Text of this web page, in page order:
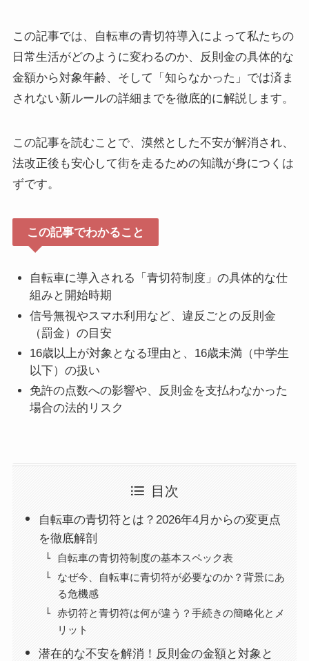
この記事では、自転車の青切符導入によって私たちの
日常生活がどのように変わるのか、反則金の具体的な
金額から対象年齢、そして「知らなかった」では済ま
されない新ルールの詳細までを徹底的に解説します。
この記事を読むことで、漠然とした不安が解消され、
法改正後も安心して街を走るための知識が身につくは
ずです。
この記事でわかること
自転車に導入される「青切符制度」の具体的な仕
組みと開始時期
信号無視やスマホ利用など、違反ごとの反則金
（罰金）の目安
16歳以上が対象となる理由と、16歳未満（中学生
以下）の扱い
免許の点数への影響や、反則金を支払わなかった
場合の法的リスク
目次
自転車の青切符とは？2026年4月からの変更点
を徹底解剖
自転車の青切符制度の基本スペック表
なぜ今、自転車に青切符が必要なのか？背景にあ
る危機感
赤切符と青切符は何が違う？手続きの簡略化とメ
リット
潜在的な不安を解消！反則金の金額と対象と